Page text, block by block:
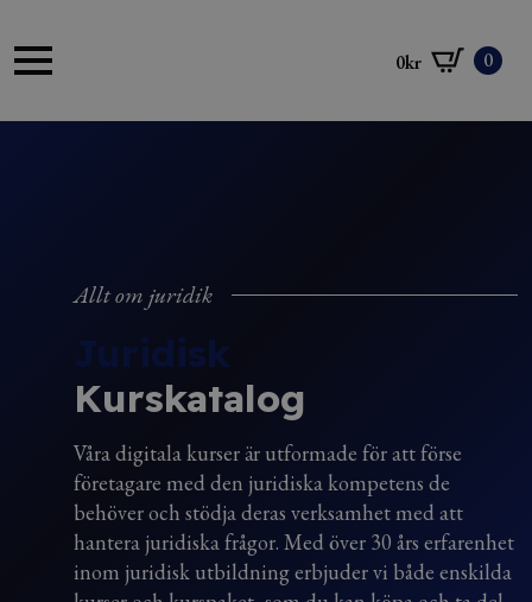
0kr 0
Allt om juridik
Juridisk
Kurskatalog
Våra digitala kurser är utformade för att förse
företagare med den juridiska kompetens de
behöver och stödja deras verksamhet med att
hantera juridiska frågor. Med över 30 års erfarenhet
inom juridisk utbildning erbjuder vi både enskilda